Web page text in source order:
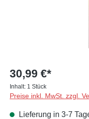
30,99 €*
Inhalt: 1 Stück
Preise inkl. MwSt. zzgl.
Lieferung in 3-7